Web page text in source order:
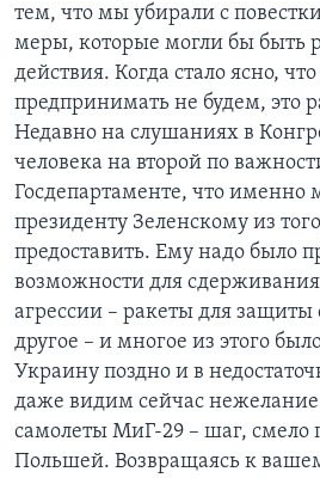
тем, что мы убирали с
меры, которые могли бы быть
действия. Когда стало ясно,
предпринимать не будем, это
Недавно на слушаниях в
человека на второй по
Госдепартаменте, что именно
президенту Зеленскому из
предоставить. Ему надо было
возможности для
агрессии – ракеты для защиты
другое – и многое из этого
Украину поздно и в
даже видим сейчас нежелание
самолеты МиГ-29 – шаг,
Польшей. Возвращаясь к